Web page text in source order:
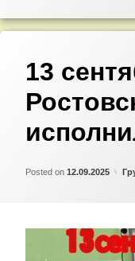
13
Posted on 12.09.2025